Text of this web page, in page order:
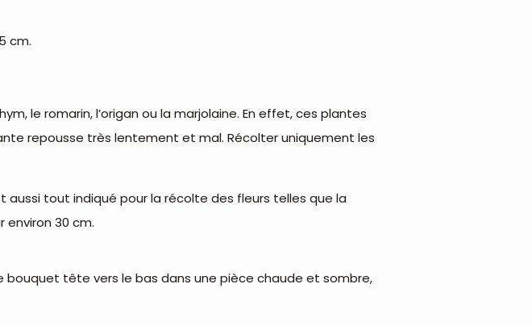
cm.
le romarin, l’origan ou la marjolaine. En effet, ces plantes
repousse très lentement et mal. Récolter uniquement les
tout indiqué pour la récolte des fleurs telles que la
environ 30 cm.
bouquet tête vers le bas dans une pièce chaude et sombre,